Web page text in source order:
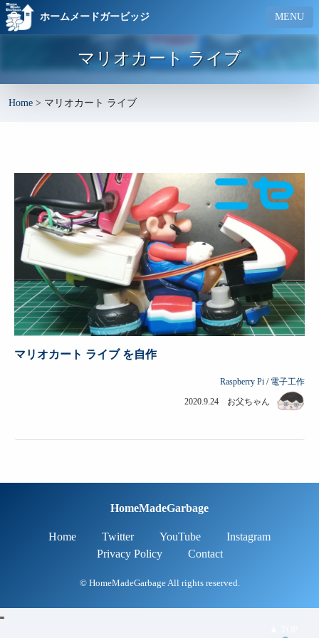
ホームメードガービッジ MENU
マリオカート ライブ
Home > マリオカート ライブ
マリオカート ライブ を自作
Raspberry Pi / 電子工作
2020.9.24 お父ちゃん
HomeMadeGarbage
Home Twitter YouTube
Instagram
Privacy Policy
Contact
© HomeMadeGarbage All rights reserved.